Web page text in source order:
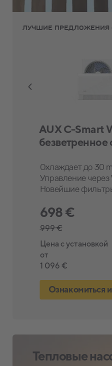
ЛУЧШИЕ ПРЕДЛОЖЕНИЯ
AUX C-Smart
Охлаждает до 30
Управление через
698 €
999 €
Цена с установкой
от
1 096 €
Ознакомиться
WP
Отапливает до
5-летняя
1 068 €
1 298 €
Цена с
1 466 €
Тепловые